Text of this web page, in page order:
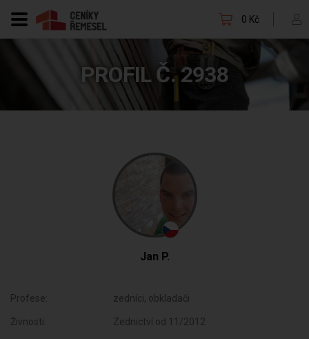
0 Kč
PROFIL Č. 2938
Jan P.
Profese: zedníci, obkladači
Živnosti: Zednictví od 11/2012